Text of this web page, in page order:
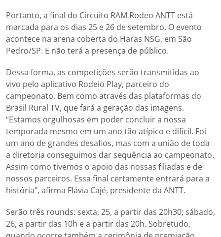
Portanto, a final do Circuito RAM Rodeo ANTT está
marcada para os dias 25 e 26 de setembro. O evento
acontece na arena coberta do Haras NSG, em São
Pedro/SP. E não terá a presença de público.
Dessa forma, as competições serão transmitidas ao
vivo pelo aplicativo Rodeio Play, parceiro do
campeonato. Bem como através das plataformas do
Brasil Rural TV, que fará a geração das imagens.
“Estamos orgulhosas em poder concluir a nossa
temporada mesmo em um ano tão atípico e difícil. Foi
um ano de grandes desafios, mas com a união de toda
a diretoria conseguimos dar sequência ao campeonato.
Assim como tivemos o apoio das nossas filiadas e de
nossos parceiros. Essa final certamente entrará para a
história”, afirma Flávia Cajé, presidente da ANTT.
Serão três rounds: sexta, 25, a partir das 20h30; sábado,
26, a partir das 10h e a partir das 20h. Sobretudo,